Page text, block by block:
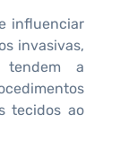
influenciar
invasivas,
tendem a
tecidos ao